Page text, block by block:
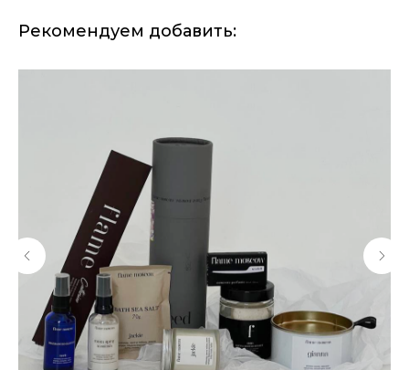
Рекомендуем добавить: